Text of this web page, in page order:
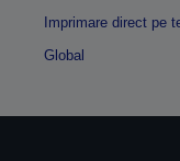
Imprimare direct pe
Global